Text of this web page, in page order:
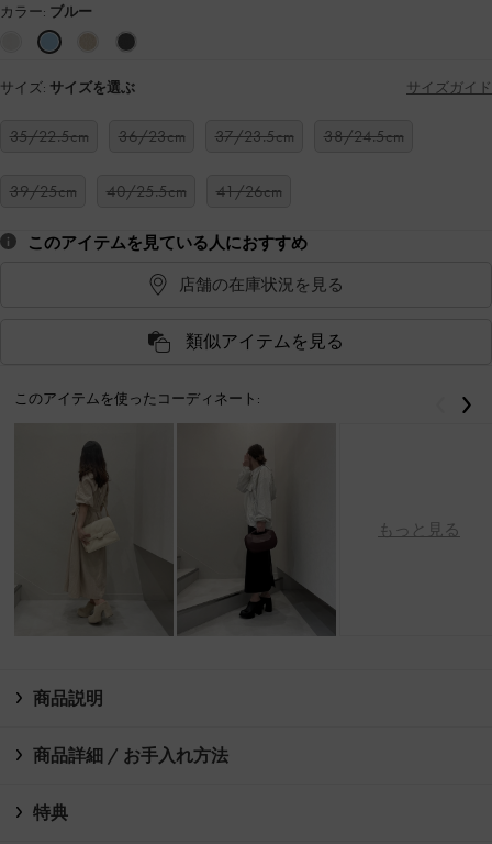
カラー: ブルー
サイズ: サイズを選ぶ サイズガイド
35/22.5cm 36/23cm 37/23.5cm 38/24.5cm
39/25cm 40/25.5cm 41/26cm
このアイテムを見ている人におすすめ
店舗の在庫状況を見る
類似アイテムを見る
このアイテムを使ったコーディネート:
もっと見る
戻る
商品説明
商品詳細 / お手入れ方法
特典